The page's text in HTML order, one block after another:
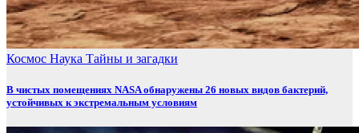
Космос Наука Тайны и загадки
В чистых помещениях NASA обнаружены 26 новых видов бактерий,
устойчивых к экстремальным условиям